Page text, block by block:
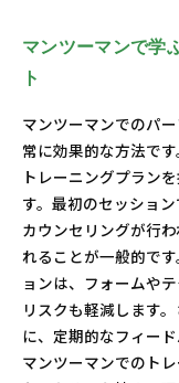
マンツーマンで学
ト
マンツーマンでのパ
常に効果的な方法で
トレーニングプラン
す。最初のセッショ
カウンセリングが行
れることが一般的で
ョンは、フォームや
リスクも軽減します
に、定期的なフィー
マンツーマンでのト